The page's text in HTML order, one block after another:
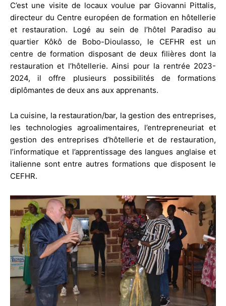
C’est une visite de locaux voulue par Giovanni Pittalis,
directeur du Centre européen de formation en hôtellerie
et restauration. Logé au sein de l’hôtel Paradiso au
quartier Kôkô de Bobo-Dioulasso, le CEFHR est un
centre de formation disposant de deux filières dont la
restauration et l’hôtellerie. Ainsi pour la rentrée 2023-
2024, il offre plusieurs possibilités de formations
diplômantes de deux ans aux apprenants.
La cuisine, la restauration/bar, la gestion des entreprises,
les technologies agroalimentaires, l’entrepreneuriat et
gestion des entreprises d’hôtellerie et de restauration,
l’informatique et l’apprentissage des langues anglaise et
italienne sont entre autres formations que disposent le
CEFHR.